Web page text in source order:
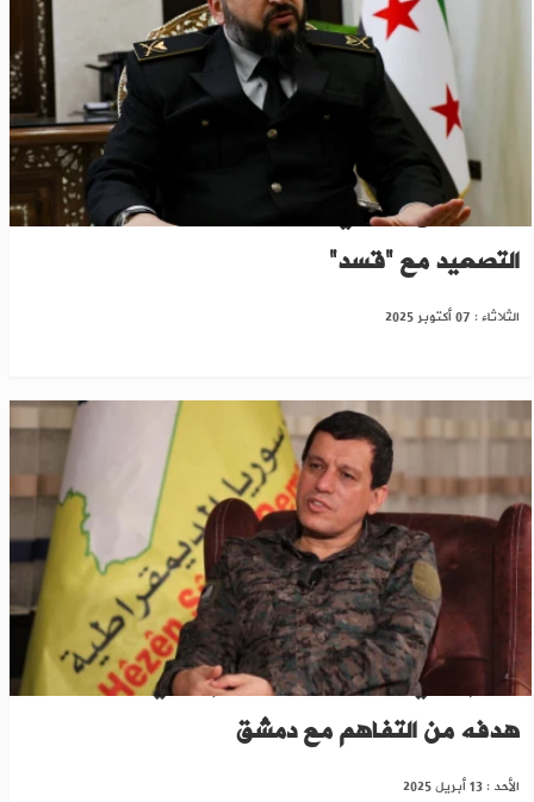
وزير الدفاع السوري يعلن التوصل لاتفاق على وقف
التصعيد مع "قسد"
الثلاثاء : 07 أكتوبر 2025
"حكم محلي وخصوصية". مظلوم عبدي يكشف
هدفه من التفاهم مع دمشق
الأحد : 13 أبريل 2025